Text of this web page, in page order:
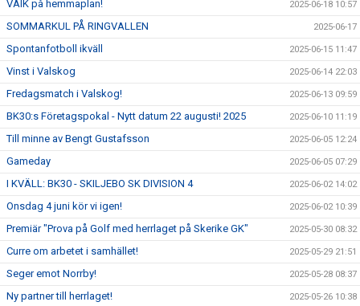
VAIK på hemmaplan! 2025-06-18 10:57
SOMMARKUL PÅ RINGVALLEN 2025-06-17
Spontanfotboll ikväll 2025-06-15 11:47
Vinst i Valskog 2025-06-14 22:03
Fredagsmatch i Valskog! 2025-06-13 09:59
BK30:s Företagspokal - Nytt datum 22 augusti! 2025 2025-06-10 11:19
Till minne av Bengt Gustafsson 2025-06-05 12:24
Gameday 2025-06-05 07:29
I KVÄLL: BK30 - SKILJEBO SK DIVISION 4 2025-06-02 14:02
Onsdag 4 juni kör vi igen! 2025-06-02 10:39
Premiär "Prova på Golf med herrlaget på Skerike GK" 2025-05-30 08:32
Curre om arbetet i samhället! 2025-05-29 21:51
Seger emot Norrby! 2025-05-28 08:37
Ny partner till herrlaget! 2025-05-26 10:38